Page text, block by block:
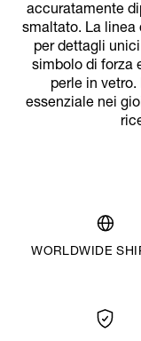
accuratamente
smaltato. La linea
per dettagli
simbolo di forza
perle in
essenziale nei
WORLDWIDE